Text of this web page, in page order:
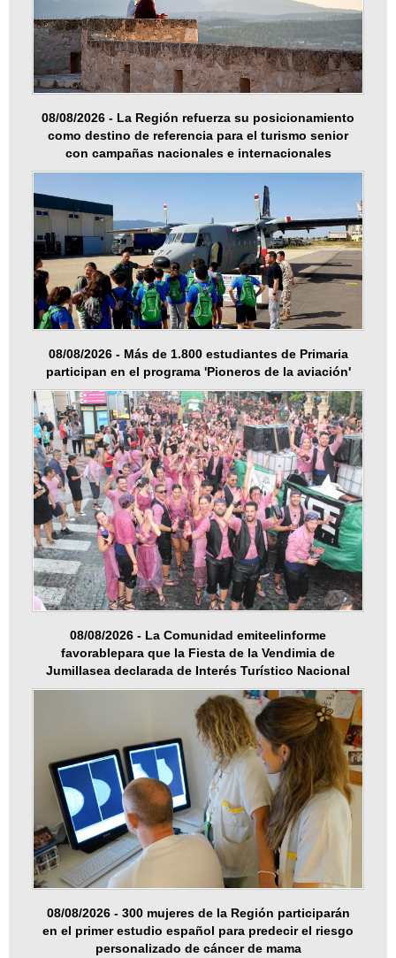
08/08/2026 - La Región refuerza su posicionamiento
como destino de referencia para el turismo senior
con campañas nacionales e internacionales
08/08/2026 - Más de 1.800 estudiantes de Primaria
participan en el programa 'Pioneros de la aviación'
08/08/2026 - La Comunidad emiteelinforme
favorablepara que la Fiesta de la Vendimia de
Jumillasea declarada de Interés Turístico Nacional
08/08/2026 - 300 mujeres de la Región participarán
en el primer estudio español para predecir el riesgo
personalizado de cáncer de mama